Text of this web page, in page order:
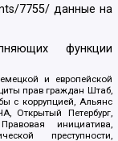
7755/ данные на
функции
и европейской
прав граждан Штаб,
с коррупцией, Альянс
Открытый Петербург,
инициатива,
преступности,